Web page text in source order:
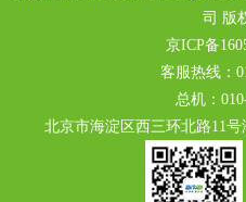
司 版
京ICP备
客服热线：
总机：
北京市海淀区西三环北路11